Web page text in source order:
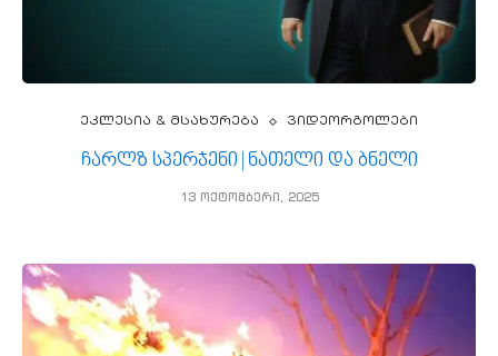
ეკლესია & მსახურება ვიდეორგოლები
ჩარლზ სპერჯენი | ნათელი და ბნელი
13 ოქტომბერი, 2025